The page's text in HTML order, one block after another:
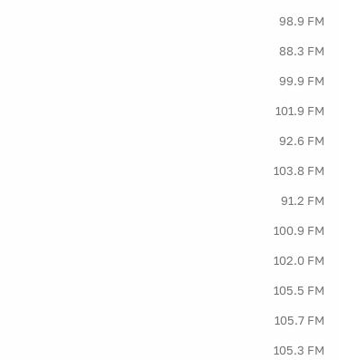
98.9 FM
88.3 FM
99.9 FM
101.9 FM
92.6 FM
103.8 FM
91.2 FM
100.9 FM
102.0 FM
105.5 FM
105.7 FM
105.3 FM